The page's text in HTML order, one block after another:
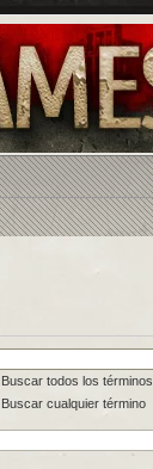
Buscar todos los términos
Buscar cualquier término